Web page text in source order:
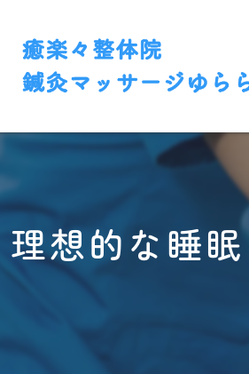
理想的な睡